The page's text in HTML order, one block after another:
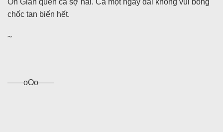
chốc tan biến hết.
~
——oOo——